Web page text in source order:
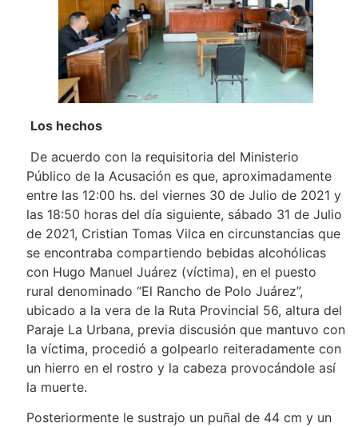
Los hechos
De acuerdo con la requisitoria del Ministerio
Público de la Acusación es que, aproximadamente
entre las 12:00 hs. del viernes 30 de Julio de 2021 y
las 18:50 horas del día siguiente, sábado 31 de Julio
de 2021, Cristian Tomas Vilca en circunstancias que
se encontraba compartiendo bebidas alcohólicas
con Hugo Manuel Juárez (víctima), en el puesto
rural denominado “El Rancho de Polo Juárez”,
ubicado a la vera de la Ruta Provincial 56, altura del
Paraje La Urbana, previa discusión que mantuvo con
la víctima, procedió a golpearlo reiteradamente con
un hierro en el rostro y la cabeza provocándole así
la muerte.
Posteriormente le sustrajo un puñal de 44 cm y un